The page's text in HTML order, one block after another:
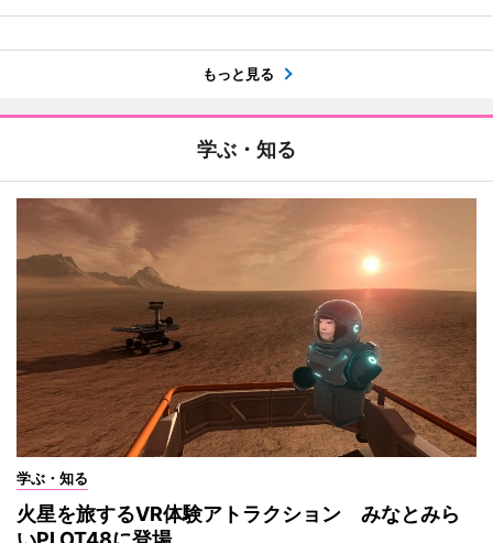
もっと見る
学ぶ・知る
学ぶ・知る
火星を旅するVR体験アトラクション みなとみら